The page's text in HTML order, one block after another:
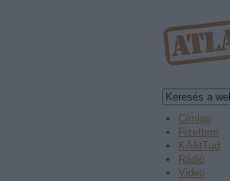
Címlap
Fizettem
KiMitTud
Rádió
Video